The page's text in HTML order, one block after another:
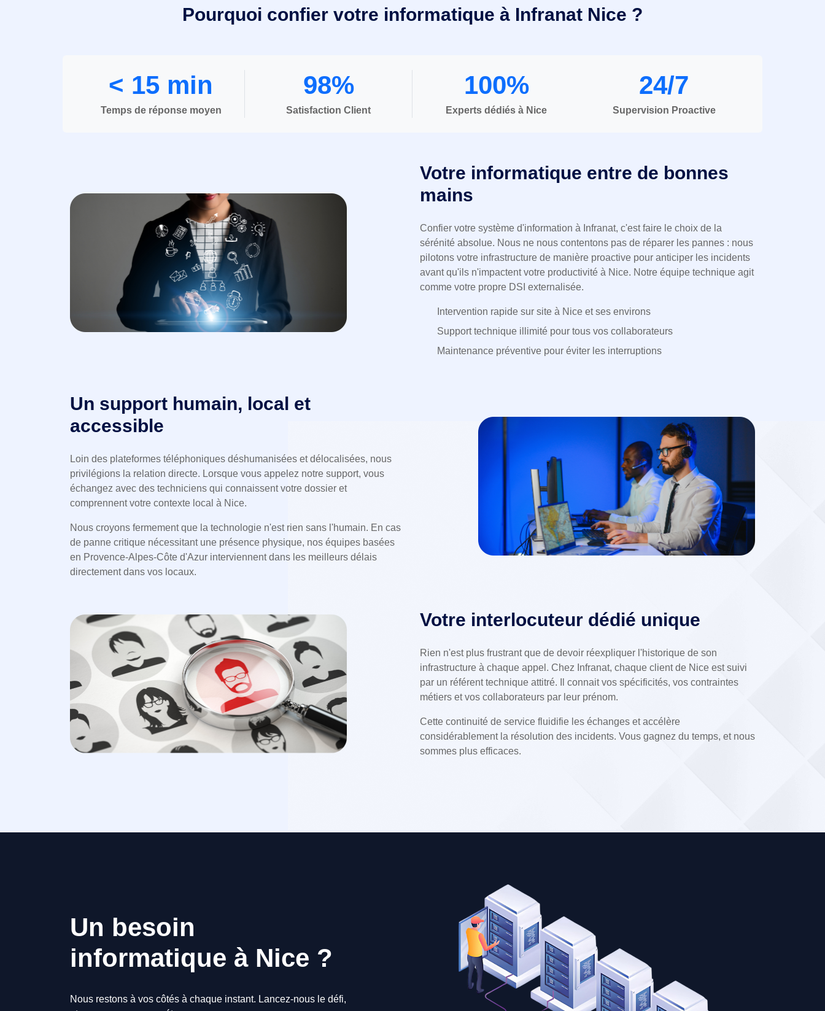
Pourquoi confier votre informatique à Infranat Nice ?
< 15 min
Temps de réponse moyen
98%
Satisfaction Client
100%
Experts dédiés à Nice
24/7
Supervision Proactive
Votre informatique entre de bonnes
mains
Confier votre système d'information à Infranat, c'est faire le choix de la
sérénité absolue. Nous ne nous contentons pas de réparer les pannes : nous
pilotons votre infrastructure de manière proactive pour anticiper les incidents
avant qu'ils n'impactent votre productivité à Nice. Notre équipe technique agit
comme votre propre DSI externalisée.
Intervention rapide sur site à Nice et ses environs
Support technique illimité pour tous vos collaborateurs
Maintenance préventive pour éviter les interruptions
Un support humain, local et
accessible
Loin des plateformes téléphoniques déshumanisées et délocalisées, nous
privilégions la relation directe. Lorsque vous appelez notre support, vous
échangez avec des techniciens qui connaissent votre dossier et
comprennent votre contexte local à Nice.
Nous croyons fermement que la technologie n'est rien sans l'humain. En cas
de panne critique nécessitant une présence physique, nos équipes basées
en Provence-Alpes-Côte d'Azur interviennent dans les meilleurs délais
directement dans vos locaux.
Votre interlocuteur dédié unique
Rien n'est plus frustrant que de devoir réexpliquer l'historique de son
infrastructure à chaque appel. Chez Infranat, chaque client de Nice est suivi
par un référent technique attitré. Il connait vos spécificités, vos contraintes
métiers et vos collaborateurs par leur prénom.
Cette continuité de service fluidifie les échanges et accélère
considérablement la résolution des incidents. Vous gagnez du temps, et nous
sommes plus efficaces.
Un besoin
informatique à Nice ?
Nous restons à vos côtés à chaque instant. Lancez-nous le défi,